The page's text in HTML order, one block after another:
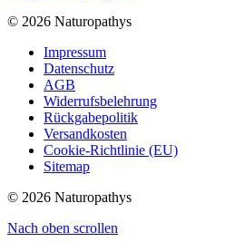
© 2026 Naturopathys
Impressum
Datenschutz
AGB
Widerrufsbelehrung
Rückgabepolitik
Versandkosten
Cookie-Richtlinie (EU)
Sitemap
© 2026 Naturopathys
Nach oben scrollen